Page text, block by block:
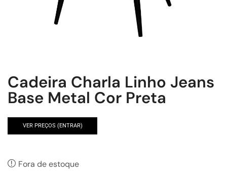
Cadeira Charla Linho Jeans
Base Metal Cor Preta
VER PREÇOS (ENTRAR)
Fora de estoque